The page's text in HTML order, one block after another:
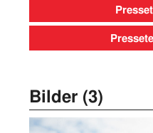
Bilder (3)